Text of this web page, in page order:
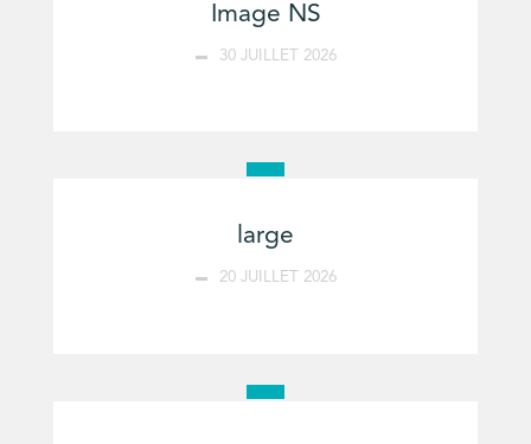
Image NS
30 JUILLET 2026
large
20 JUILLET 2026